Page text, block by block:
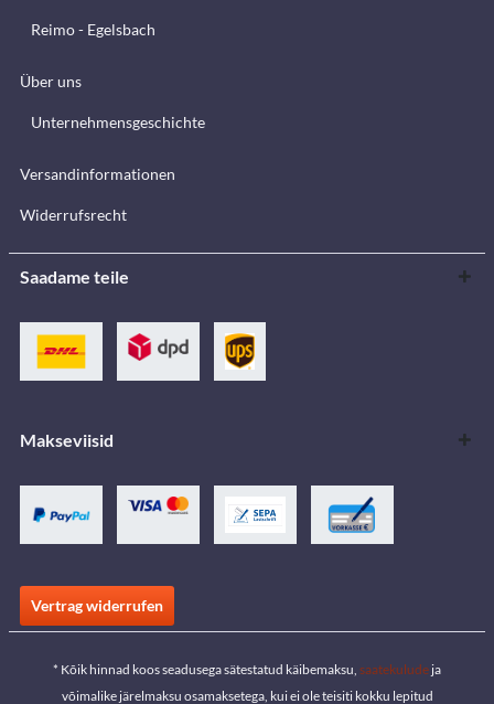
Reimo - Egelsbach
Über uns
Unternehmensgeschichte
Versandinformationen
Widerrufsrecht
Saadame teile
Makseviisid
Vertrag widerrufen
* Kõik hinnad koos seadusega sätestatud käibemaksu, saatekulude ja
võimalike järelmaksu osamaksetega, kui ei ole teisiti kokku lepitud